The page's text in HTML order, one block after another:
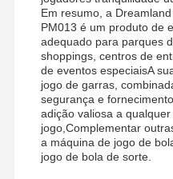
Em resumo, a
PM013 é um produto de
adequado para parques
shoppings, centros de
de eventos especiaisA
jogo de garras,
segurança e
adição valiosa a
jogo,Complementar
a máquina de jogo de
jogo de bola de sorte.